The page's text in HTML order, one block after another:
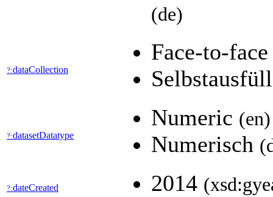
(de)
?:dataCollection
Face-to-
?:datasetDatatype
Numeric (en)
Numerisch
?:dateCreated 2014